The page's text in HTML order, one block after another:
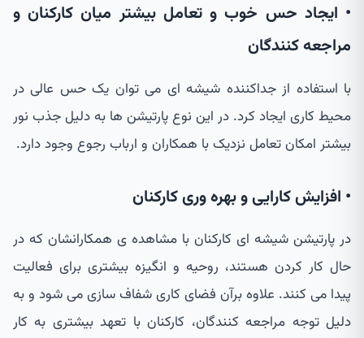
• ایجاد حس خوب و تعامل بیشتر میان کارکنان و
مراجعه کنندگان
با استفاده از جداکننده شیشه ای می توان یک حس عالی در
محیط کاری ایجاد کرد. در این نوع پارتیشن ها به دلیل جذب نور
بیشتر امکان تعامل نزدیک با همکاران و ارباب رجوع وجود دارد.
• افزایش کارایی و بهره وری کارکنان
در پارتیشن شیشه ای کارکنان با مشاهده ی همکارانشان که در
حال کار کردن هستند، روحیه و انگیزه بیشتری برای فعالیت
پیدا می کنند. علاوه برآن فضای کاری شفاف سازی می شود و به
دلیل توجه مراجعه کنندگان، کارکنان با تعهد بیشتری به کار